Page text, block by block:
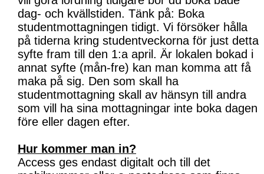
dag- och kvällstiden. Tänk på: Boka
studentmottagningen tidigt. Vi försöker hålla
på tiderna kring studentveckorna för just detta
syfte fram till den 1:a april. Är lokalen bokad i
annat syfte (mån-fre) kan man komma att få
maka på sig. Den som skall ha
studentmottagning skall av hänsyn till andra
som vill ha sina mottagningar inte boka dagen
före eller dagen efter.
Hur kommer man in?
Access ges endast digitalt och till det